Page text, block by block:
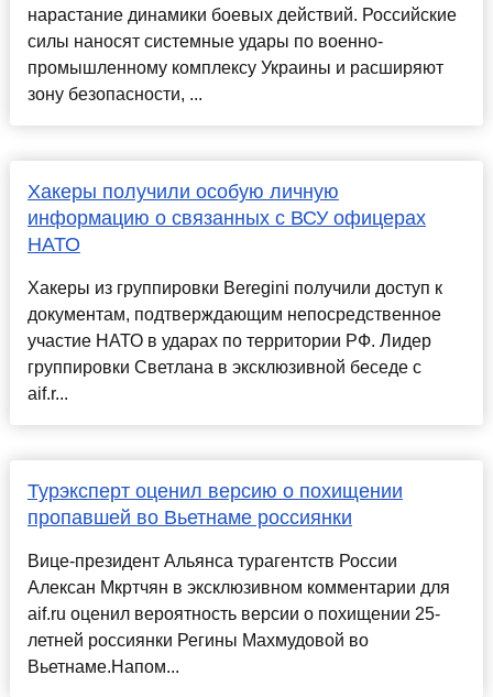
нарастание динамики боевых действий. Российские
силы наносят системные удары по военно-
промышленному комплексу Украины и расширяют
зону безопасности, ...
Хакеры получили особую личную
информацию о связанных с ВСУ офицерах
НАТО
Хакеры из группировки Beregini получили доступ к
документам, подтверждающим непосредственное
участие НАТО в ударах по территории РФ. Лидер
группировки Светлана в эксклюзивной беседе с
aif.r...
Турэксперт оценил версию о похищении
пропавшей во Вьетнаме россиянки
Вице-президент Альянса турагентств России
Алексан Мкртчян в эксклюзивном комментарии для
aif.ru оценил вероятность версии о похищении 25-
летней россиянки Регины Махмудовой во
Вьетнаме.Напом...